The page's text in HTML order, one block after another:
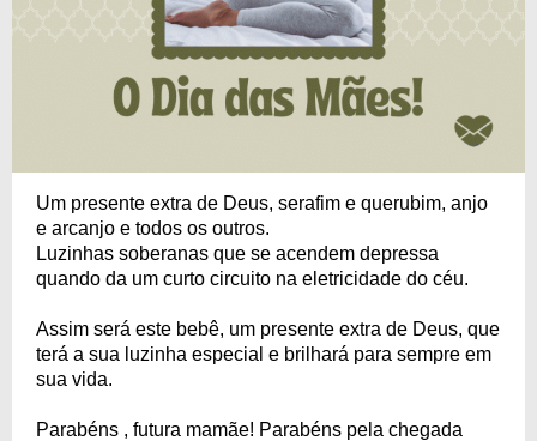
Um presente extra de Deus, serafim e querubim, anjo
e arcanjo e todos os outros.
Luzinhas soberanas que se acendem depressa
quando da um curto circuito na eletricidade do céu.
Assim será este bebê, um presente extra de Deus, que
terá a sua luzinha especial e brilhará para sempre em
sua vida.
Parabéns , futura mamãe! Parabéns pela chegada